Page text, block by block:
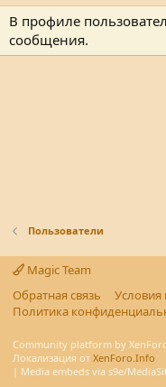
В профиле
сообщения.
Пользователи
Magic Team
Обратная связь
Условия
Политика
Community platform by
Локализация от XenForo.Info
| Media embeds via s9e/